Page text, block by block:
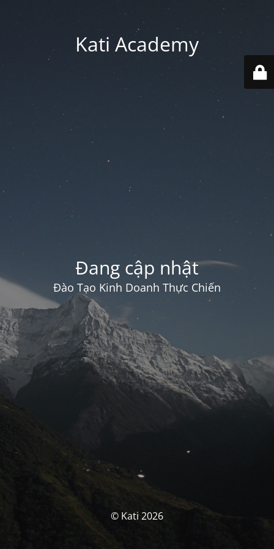
Kati Academy
Đang cập nhật
Đào Tạo Kinh Doanh Thực Chiến
© Kati 2026